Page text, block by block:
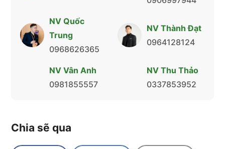
NV Quốc
Trung
0968626365
NV Thành Đạt
0964128124
NV Vân Anh
0981855557
NV Thu Thảo
0337853952
Chia sẽ qua